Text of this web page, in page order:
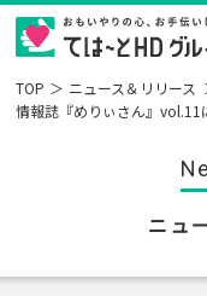
TOP
ニュース＆リリース
情報誌『めりぃさん』vol.11
ニュ